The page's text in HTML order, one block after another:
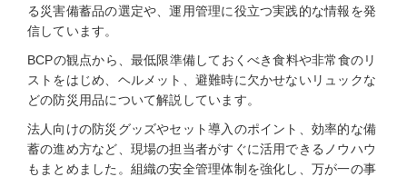
る災害備蓄品の選定や、運用管理に役立つ実践的な情報を発
信しています。
BCPの観点から、最低限準備しておくべき食料や非常食のリ
ストをはじめ、ヘルメット、避難時に欠かせないリュックな
どの防災用品について解説しています。
法人向けの防災グッズやセット導入のポイント、効率的な備
蓄の進め方など、現場の担当者がすぐに活用できるノウハウ
もまとめました。組織の安全管理体制を強化し、万が一の事